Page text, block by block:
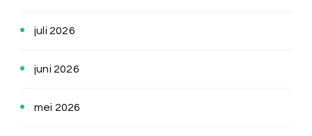
juli 2026
juni 2026
mei 2026